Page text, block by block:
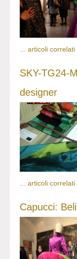
articoli correlati
SKY-TG24-
designer
... articoli correlati
Capucci: